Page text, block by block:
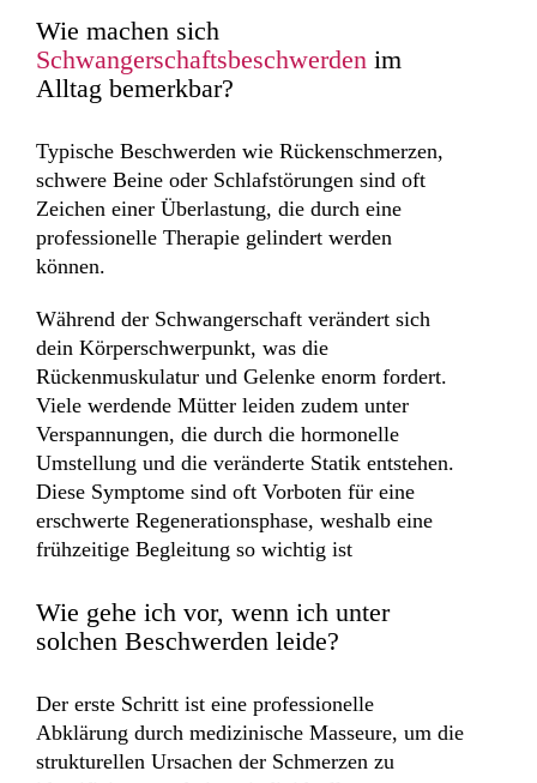
Wie machen sich
Schwangerschaftsbeschwerden im
Alltag bemerkbar?
Typische Beschwerden wie Rückenschmerzen,
schwere Beine oder Schlafstörungen sind oft
Zeichen einer Überlastung, die durch eine
professionelle Therapie gelindert werden
können.
Während der Schwangerschaft verändert sich
dein Körperschwerpunkt, was die
Rückenmuskulatur und Gelenke enorm fordert.
Viele werdende Mütter leiden zudem unter
Verspannungen, die durch die hormonelle
Umstellung und die veränderte Statik entstehen.
Diese Symptome sind oft Vorboten für eine
erschwerte Regenerationsphase, weshalb eine
frühzeitige Begleitung so wichtig ist
Wie gehe ich vor, wenn ich unter
solchen Beschwerden leide?
Der erste Schritt ist eine professionelle
Abklärung durch medizinische Masseure, um die
strukturellen Ursachen der Schmerzen zu